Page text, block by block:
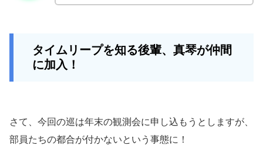
タイムリープを知る後輩、真琴が仲間
に加入！
さて、今回の巡は年末の観測会に申し込もうとしますが、
部員たちの都合が付かないという事態に！